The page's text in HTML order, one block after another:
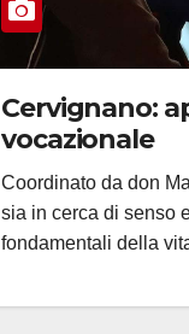
Cervignano:
vocazionale
Coordinato da don
sia in cerca di senso
fondamentali della